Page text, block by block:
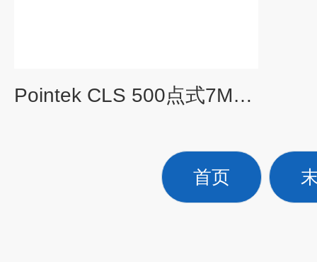
Pointek CLS 500点式7ML5601-0AA11-1AA0-ZC11电容物位计
首页